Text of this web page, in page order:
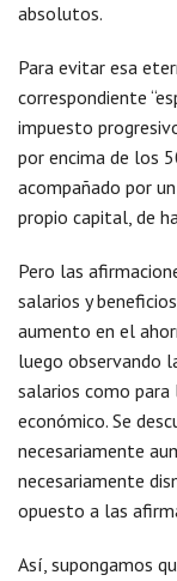
absolutos.
Para evitar esa
correspondiente
impuesto
por encima de los
acompañado por
propio capital, de
Pero las
salarios y
aumento en el
luego observando
salarios como
económico. Se
necesariamente
necesariamente
opuesto a las
Así, supongamos